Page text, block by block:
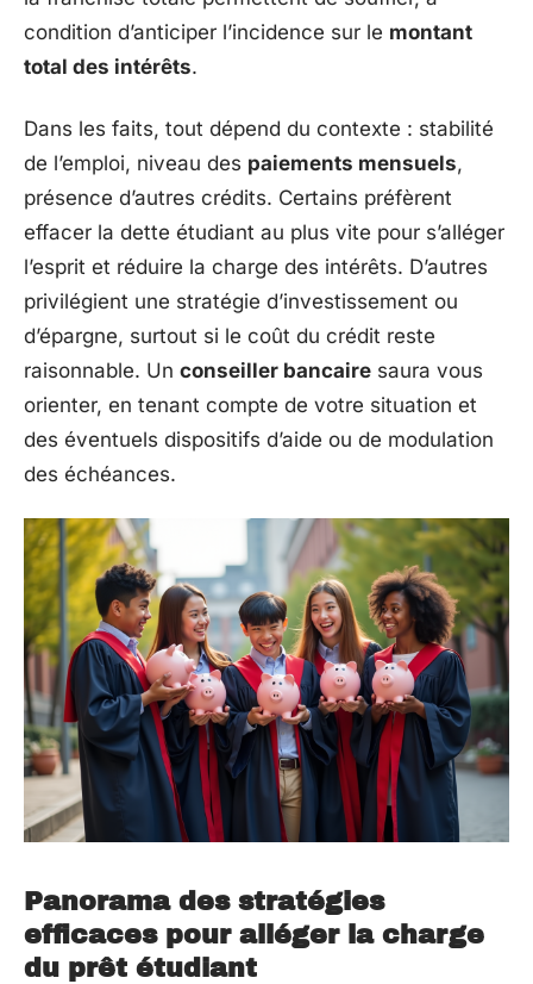
condition d’anticiper l’incidence sur le montant
total des intérêts.
Dans les faits, tout dépend du contexte : stabilité
de l’emploi, niveau des paiements mensuels,
présence d’autres crédits. Certains préfèrent
effacer la dette étudiant au plus vite pour s’alléger
l’esprit et réduire la charge des intérêts. D’autres
privilégient une stratégie d’investissement ou
d’épargne, surtout si le coût du crédit reste
raisonnable. Un conseiller bancaire saura vous
orienter, en tenant compte de votre situation et
des éventuels dispositifs d’aide ou de modulation
des échéances.
Panorama des stratégies
efficaces pour alléger la charge
du prêt étudiant